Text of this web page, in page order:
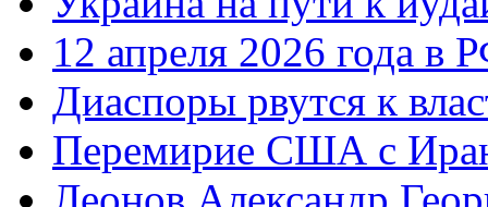
12 апреля 2026 года в
Диаспоры рвутся к
Перемирие США с